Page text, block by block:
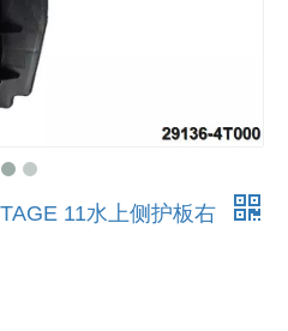
11水上侧护板右